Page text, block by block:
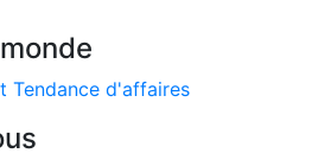
Tendance d'affaires